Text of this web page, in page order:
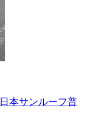
本サンルーフ普